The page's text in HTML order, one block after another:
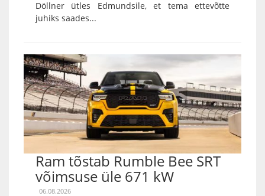
Döllner ütles Edmundsile, et tema ettevõtte
juhiks saades...
Ram tõstab Rumble Bee SRT
võimsuse üle 671 kW
06.08.2026